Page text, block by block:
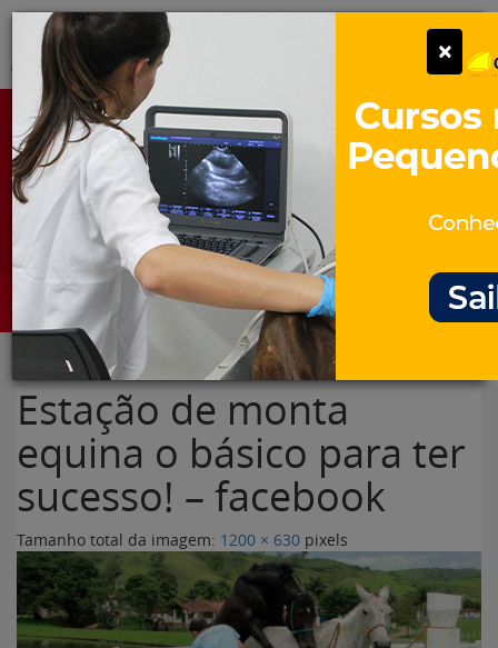
Pular
para
conteúdo
Portal para Profissionais Veterinários
Assine Gratuitamente
Categorias
Estação de monta
equina o básico para ter
sucesso! – facebook
Tamanho total da imagem: 1200 × 630 pixels
×